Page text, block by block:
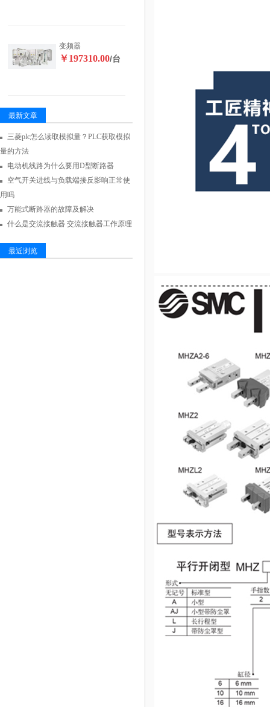
变频器
￥197310.00/台
最新文章
三菱plc怎么读取模拟量？PLC获取模拟
量的方法
电动机线路为什么要用D型断路器
空气开关进线与负载端接反影响正常使
用吗
万能式断路器的故障及解决
什么是交流接触器 交流接触器工作原理
最近浏览